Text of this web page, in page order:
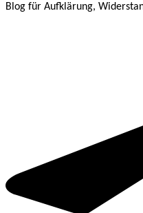
Blog für Aufklärung,